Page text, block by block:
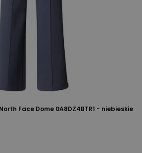
Face Dome 0A8DZ4BTR1 - niebieskie